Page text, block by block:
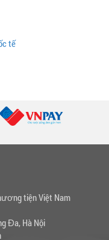
tế
tiện Việt Nam
Đa, Hà Nội